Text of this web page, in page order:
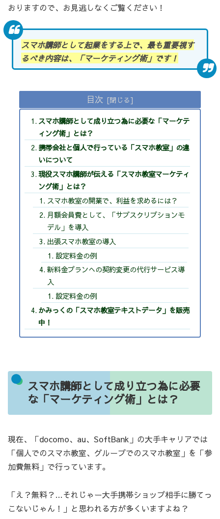
おりますので、お見逃しなくご覧ください！
スマホ講師として起業をする上で、最も重要視す
るべき内容は、「マーケティング術」です！
目次
スマホ講師として成り立つ為に必要な「マーケテ
ィング術」とは？
携帯会社と個人で行っている「スマホ教室」の違
いについて
現役スマホ講師が伝える「スマホ教室マーケティ
ング術」とは？
スマホ教室の開業で、利益を求めるには？
月額会員費として、「サブスクリプションモ
デル」を導入
出張スマホ教室の導入
設定料金の例
新料金プランへの契約変更の代行サービス導
入
設定料金の例
かみっくの「スマホ教室テキストデータ」を販売
中！
スマホ講師として成り立つ為に必要
な「マーケティング術」とは？
現在、「docomo、au、SoftBank」の大手キャリアでは
「個人でのスマホ教室、グループでのスマホ教室」を「参
加費無料」で行っています。
「え？無料？…それじゃー大手携帯ショップ相手に勝てっ
こないじゃん！」と思われる方が多くいますよね？